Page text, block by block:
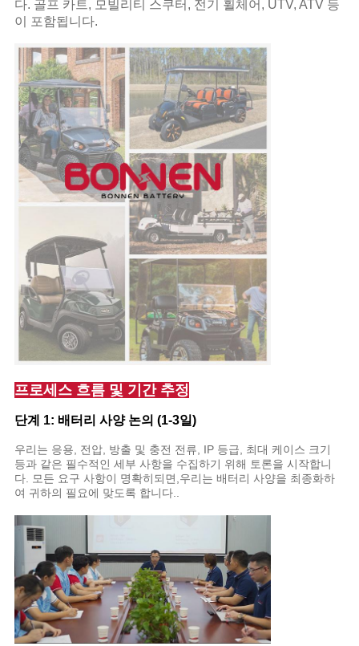
다. 골프 카트, 모빌리티 스쿠터, 전기 휠체어, UTV, ATV 등
이 포함됩니다.
프로세스 흐름 및 기간 추정
단계 1: 배터리 사양 논의 (1-3일)
우리는 응용, 전압, 방출 및 충전 전류, IP 등급, 최대 케이스 크기
등과 같은 필수적인 세부 사항을 수집하기 위해 토론을 시작합니
다. 모든 요구 사항이 명확히되면,우리는 배터리 사양을 최종화하
여 귀하의 필요에 맞도록 합니다..